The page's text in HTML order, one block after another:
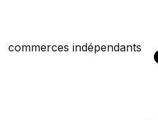
commerces indépendants